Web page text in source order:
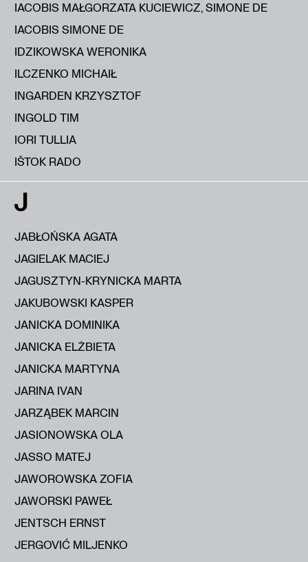
IACOBIS MAŁGORZATA KUCIEWICZ, SIMONE DE
IACOBIS SIMONE DE
IDZIKOWSKA WERONIKA
ILCZENKO MICHAIŁ
INGARDEN KRZYSZTOF
INGOLD TIM
IORI TULLIA
IŠTOK RADO
J
JABŁOŃSKA AGATA
JAGIELAK MACIEJ
JAGUSZTYN-KRYNICKA MARTA
JAKUBOWSKI KASPER
JANICKA DOMINIKA
JANICKA ELŻBIETA
JANICKA MARTYNA
JARINA IVAN
JARZĄBEK MARCIN
JASIONOWSKA OLA
JASSO MATEJ
JAWOROWSKA ZOFIA
JAWORSKI PAWEŁ
JENTSCH ERNST
JERGOVIĆ MILJENKO